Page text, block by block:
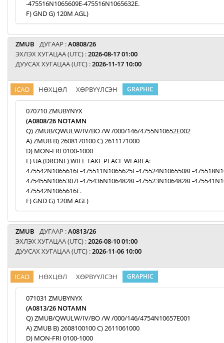
-475516N1065609E-475516N1065632E.
F) GND G) 120M AGL)
ZMUB ДУГААР :A0808/26
ЭХЛЭХ ХУГАЦАА (UTC) :2026-08-17 01:00
ДУУСАХ ХУГАЦАА (UTC) :2026-11-17 10:00
ICAO НӨХЦӨЛ ХӨРВҮҮЛСЭН GRAPHIC
070710 ZMUBYNYX
(A0808/26 NOTAMN
Q) ZMUB/QWULW/IV/BO /W /000/146/4755N10652E002
A) ZMUB B) 2608170100 C) 2611171000
D) MON-FRI 0100-1000
E) UA (DRONE) WILL TAKE PLACE WI AREA:
475542N1065616E-475511N1065625E-475524N1065508E-
475455N1065307E-475436N1064828E-475523N1064828E-
475542N1065616E.
F) GND G) 120M AGL)
ZMUB ДУГААР :A0813/26
ЭХЛЭХ ХУГАЦАА (UTC) :2026-08-10 01:00
ДУУСАХ ХУГАЦАА (UTC) :2026-11-06 10:00
ICAO НӨХЦӨЛ ХӨРВҮҮЛСЭН GRAPHIC
071031 ZMUBYNYX
(A0813/26 NOTAMN
Q) ZMUB/QWULW/IV/BO /W /000/146/4754N10657E001
A) ZMUB B) 2608100100 C) 2611061000
D) MON-FRI 0100-1000